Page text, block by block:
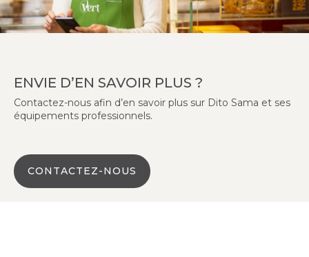
ENVIE D’EN SAVOIR PLUS ?
Contactez-nous afin d’en savoir plus sur Dito Sama et ses
équipements professionnels.
CONTACTEZ-NOUS